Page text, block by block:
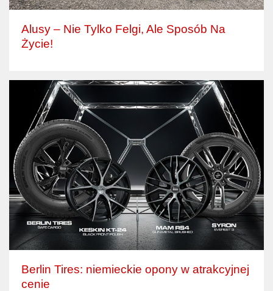
Alusy – Nie Tylko Felgi, Ale Sposób Na
Życie!
Berlin Tires: niemieckie opony w atrakcyjnej
cenie